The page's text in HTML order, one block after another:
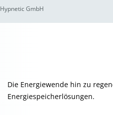
Hypnetic GmbH
Die Energiewende hin zu
Energiespeicherlösungen.